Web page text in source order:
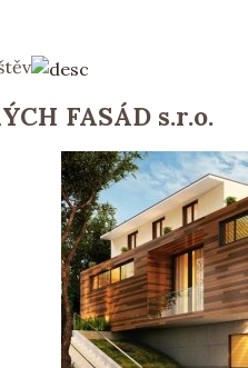
FASÁD s.r.o.